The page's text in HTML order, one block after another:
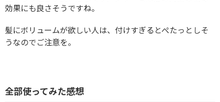
効果にも良さそうですね。
髪にボリュームが欲しい人は、付けすぎるとぺたっとしそ
うなのでご注意を。
全部使ってみた感想